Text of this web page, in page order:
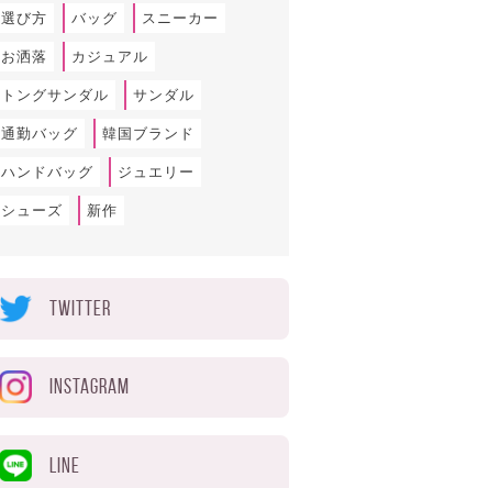
選び方 バッグ スニーカー
お洒落 カジュアル
トングサンダル サンダル
通勤バッグ 韓国ブランド
ハンドバッグ ジュエリー
シューズ 新作
TWITTER
INSTAGRAM
LINE